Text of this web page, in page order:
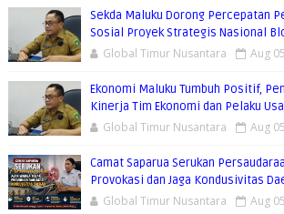
Sekda Maluku Dorong Percepatan
Sosial Proyek Strategis Nasional
Global Timur Nusantara Aug
Ekonomi Maluku Tumbuh Positif,
Kinerja Tim Ekonomi dan Pelaku
Global Timur Nusantara Aug
Camat Saparua Serukan
Provokasi dan Jaga Kondusivitas
Global Timur Nusantara Aug